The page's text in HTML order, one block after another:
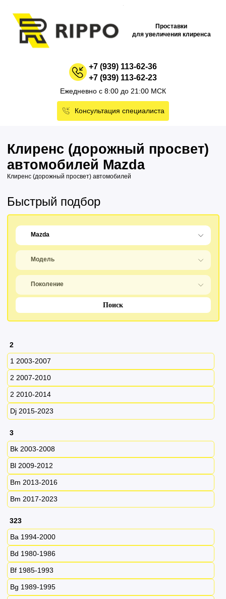
Проставки
для увеличения клиренса
+7 (939) 113-62-36
+7 (939) 113-62-23
Ежедневно с 8:00 до 21:00 МСК
Консультация специалиста
Клиренс (дорожный просвет)
автомобилей Mazda
Клиренс (дорожный просвет) автомобилей
Быстрый подбор
Поиск
2
1 2003-2007
2 2007-2010
2 2010-2014
Dj 2015-2023
3
Bk 2003-2008
Bl 2009-2012
Bm 2013-2016
Bm 2017-2023
323
Ba 1994-2000
Bd 1980-1986
Bf 1985-1993
Bg 1989-1995